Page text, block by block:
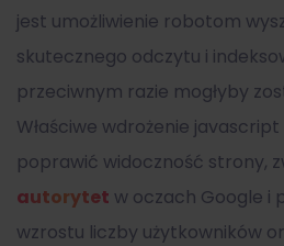
jest umożliwienie robotom
skutecznego odczytu i
przeciwnym razie mogłyby
Właściwe wdrożenie javascript
poprawić widoczność strony,
autorytet w oczach Google i
wzrostu liczby użytkowników